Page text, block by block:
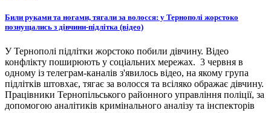
Били руками та ногами, тягали за волосся: у Тернополі жорстоко
познущались з дівчини-підлітка (відео)
У Тернополі підлітки жорстоко побили дівчину. Відео
конфлікту поширюють у соціальних мережах. 3 червня в
одному із телеграм-каналів з'явилось відео, на якому група
підлітків штовхає, тягає за волосся та всіляко ображає дівчину.
Працівники Тернопільського районного управління поліції, за
допомогою аналітиків кримінального аналізу та інспекторів